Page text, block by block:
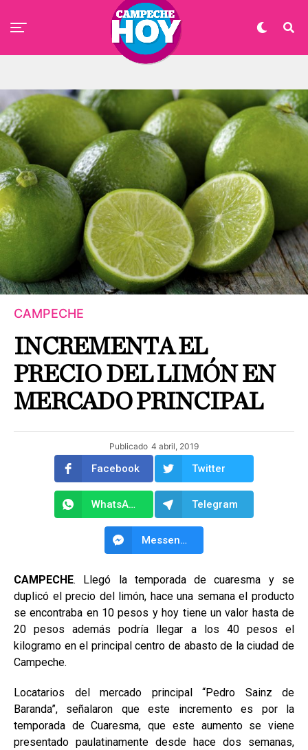
CAMPECHE
INCREMENTA EL
PRECIO DEL LIMÓN EN
MERCADO PRINCIPAL
Publicado 4 abril, 2019
Facebook Twitter
WhatsApp Telegram
Messenger
CAMPECHE. Llegó la temporada de cuaresma y se
duplicó el precio del limón, hace una semana el producto
se encontraba en 10 pesos y hoy tiene un valor hasta de
20 pesos además podría llegar a los 40 pesos el
kilogramo en el principal centro de abasto de la ciudad de
Campeche.
Locatarios del mercado principal “Pedro Sainz de
Baranda”, señalaron que este incremento es por la
temporada de Cuaresma, que este aumento se viene
presentado paulatinamente desde hace dos semanas,